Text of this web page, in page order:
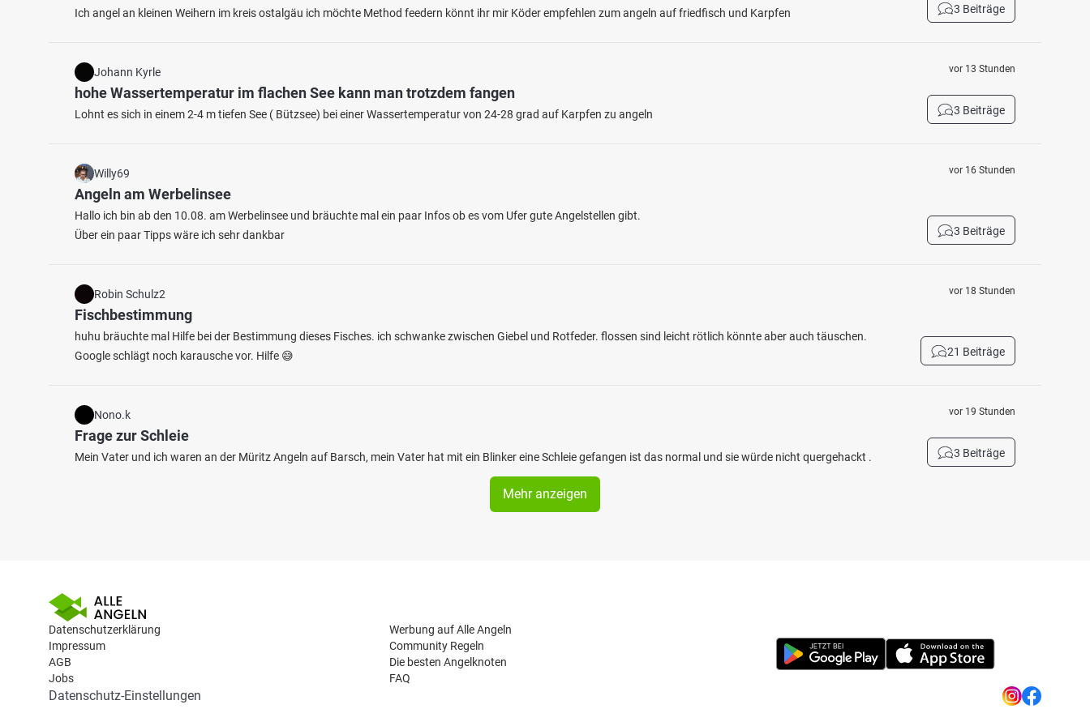
77 42
Freiburger Teich
Fischarten: Brachse, Flussbarsch, Aal,
Redder Teiche (Harsefeld)
Ich angel an kleinen Weihern im kreis ostalgäu ich möchte Method feedern könnt ihr mir Köder empfehlen zum angeln auf friedfisch und Karpfen 3 Beiträge
Johann Kyrle
hohe Wassertemperatur im flachen See kann man trotzdem fangen
Lohnt es sich in einem 2-4 m tiefen See ( Bützsee) bei einer Wassertemperatur von 24-28 grad auf Karpfen zu angeln
vor 13 Stunden
3 Beiträge
Willy69
Angeln am Werbelinsee
Hallo ich bin ab den 10.08. am Werbelinsee und bräuchte mal ein paar Infos ob es vom Ufer gute Angelstellen gibt.
Über ein paar Tipps wäre ich sehr dankbar
vor 16 Stunden
3 Beiträge
Robin Schulz2
Fischbestimmung
huhu bräuchte mal Hilfe bei der Bestimmung dieses Fisches. ich schwanke zwischen Giebel und Rotfeder. flossen sind leicht rötlich könnte aber auch täuschen.
Google schlägt noch karausche vor. Hilfe 😅
vor 18 Stunden
21 Beiträge
Nono.k
Frage zur Schleie
Mein Vater und ich waren an der Müritz Angeln auf Barsch, mein Vater hat mit ein Blinker eine Schleie gefangen ist das normal und sie würde nicht quergehackt .
vor 19 Stunden
3 Beiträge
Mehr anzeigen
Datenschutzerklärung
Impressum
AGB
Jobs
Werbung auf Alle Angeln
Community Regeln
Die besten Angelknoten
FAQ
Datenschutz-Einstellungen